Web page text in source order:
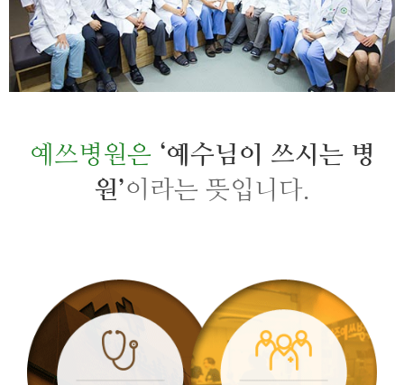
예쓰병원은 ‘예수님이 쓰시는 병
원’이라는 뜻입니다.